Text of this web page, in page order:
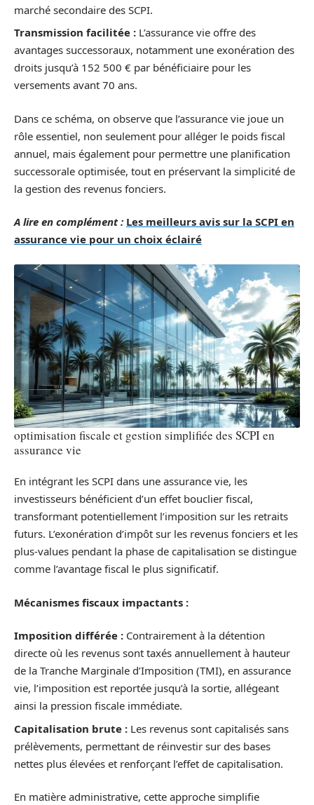
marché secondaire des SCPI.
Transmission facilitée : L’assurance vie offre des
avantages successoraux, notamment une exonération des
droits jusqu’à 152 500 € par bénéficiaire pour les
versements avant 70 ans.
Dans ce schéma, on observe que l’assurance vie joue un
rôle essentiel, non seulement pour alléger le poids fiscal
annuel, mais également pour permettre une planification
successorale optimisée, tout en préservant la simplicité de
la gestion des revenus fonciers.
A lire en complément : Les meilleurs avis sur la SCPI en
assurance vie pour un choix éclairé
optimisation fiscale et gestion simplifiée des SCPI en
assurance vie
En intégrant les SCPI dans une assurance vie, les
investisseurs bénéficient d’un effet bouclier fiscal,
transformant potentiellement l’imposition sur les retraits
futurs. L’exonération d’impôt sur les revenus fonciers et les
plus-values pendant la phase de capitalisation se distingue
comme l’avantage fiscal le plus significatif.
Mécanismes fiscaux impactants :
Imposition différée : Contrairement à la détention
directe où les revenus sont taxés annuellement à hauteur
de la Tranche Marginale d’Imposition (TMI), en assurance
vie, l’imposition est reportée jusqu’à la sortie, allégeant
ainsi la pression fiscale immédiate.
Capitalisation brute : Les revenus sont capitalisés sans
prélèvements, permettant de réinvestir sur des bases
nettes plus élevées et renforçant l’effet de capitalisation.
En matière administrative, cette approche simplifie